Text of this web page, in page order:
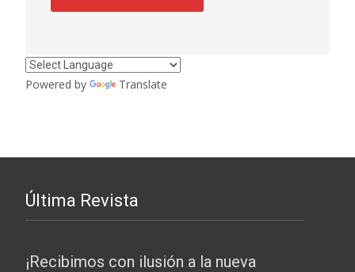
Powered by Translate
Última Revista
¡Recibimos con ilusión a la nueva